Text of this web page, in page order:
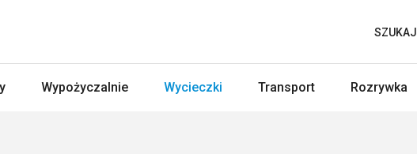
SZUKAJ
Wypożyczalnie Wycieczki Transport Rozrywka